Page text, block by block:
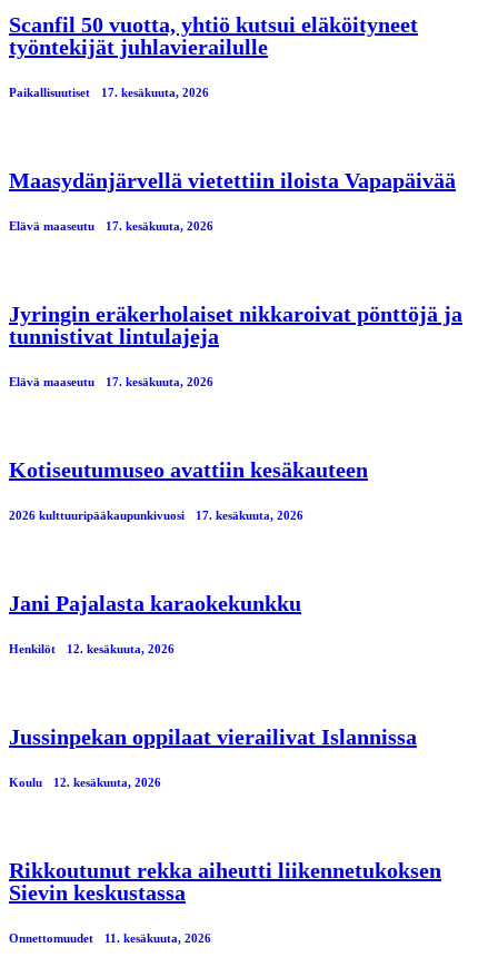
Scanfil 50 vuotta, yhtiö kutsui eläköityneet
työntekijät juhlavierailulle
Paikallisuutiset 17. kesäkuuta, 2026
Maasydänjärvellä vietettiin iloista Vapapäivää
Elävä maaseutu 17. kesäkuuta, 2026
Jyringin eräkerholaiset nikkaroivat pönttöjä ja
tunnistivat lintulajeja
Elävä maaseutu 17. kesäkuuta, 2026
Kotiseutumuseo avattiin kesäkauteen
2026 kulttuuripääkaupunkivuosi 17. kesäkuuta, 2026
Jani Pajalasta karaokekunkku
Henkilöt 12. kesäkuuta, 2026
Jussinpekan oppilaat vierailivat Islannissa
Koulu 12. kesäkuuta, 2026
Rikkoutunut rekka aiheutti liikennetukoksen
Sievin keskustassa
Onnettomuudet 11. kesäkuuta, 2026